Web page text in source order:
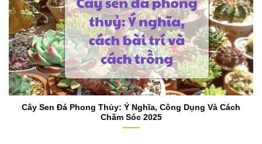
Cây Sen Đá Phong Thủy: Ý Nghĩa, Công Dụng Và Cách
Chăm Sóc 2025